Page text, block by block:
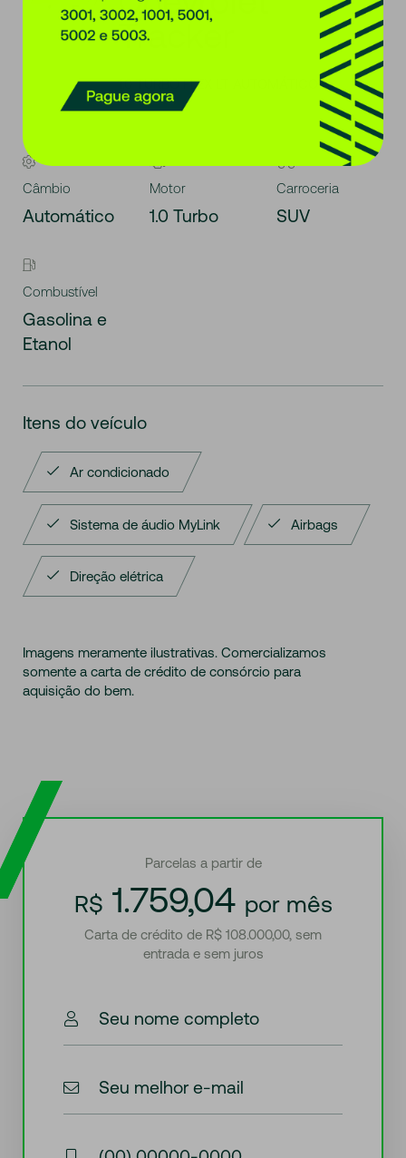
Tracker
1.0 TURBO FLEX LT AUTOMÁTICO
Câmbio
Automático
Motor
1.0 Turbo
Carroceria
SUV
Combustível
Gasolina e
Etanol
Itens do veículo
Ar condicionado
Sistema de áudio MyLink Airbags
Direção elétrica
Imagens meramente ilustrativas. Comercializamos
somente a carta de crédito de consórcio para
aquisição do bem.
Parcelas a partir de
R$ 1.759,04 por mês
Carta de crédito de R$ 108.000,00, sem
entrada e sem juros
Seu nome completo
Seu melhor e-mail